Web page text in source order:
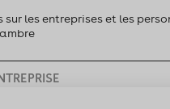
sur les entreprises et les